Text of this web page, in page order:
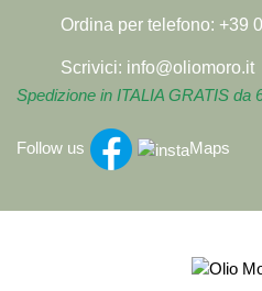
Ordina per telefono: +39
Scrivici: info@oliomoro.it
Spedizione in ITALIA GRATIS da
Follow us Maps